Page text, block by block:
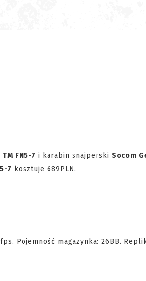
TM FN5-7 i karabin snajperski Socom
7 kosztuje 689PLN.
Pojemność magazynka: 26BB.